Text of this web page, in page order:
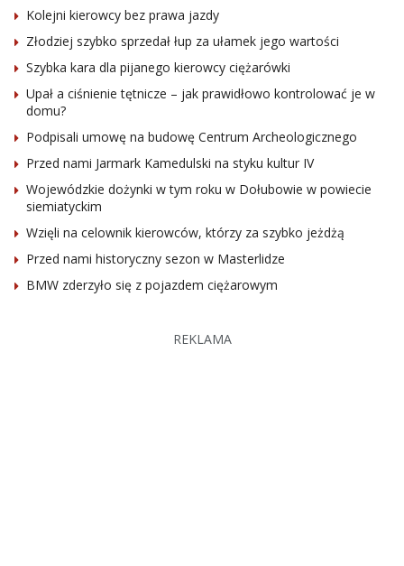
Kolejni kierowcy bez prawa jazdy
Złodziej szybko sprzedał łup za ułamek jego wartości
Szybka kara dla pijanego kierowcy ciężarówki
Upał a ciśnienie tętnicze – jak prawidłowo kontrolować je w
domu?
Podpisali umowę na budowę Centrum Archeologicznego
Przed nami Jarmark Kamedulski na styku kultur IV
Wojewódzkie dożynki w tym roku w Dołubowie w powiecie
siemiatyckim
Wzięli na celownik kierowców, którzy za szybko jeżdżą
Przed nami historyczny sezon w Masterlidze
BMW zderzyło się z pojazdem ciężarowym
REKLAMA